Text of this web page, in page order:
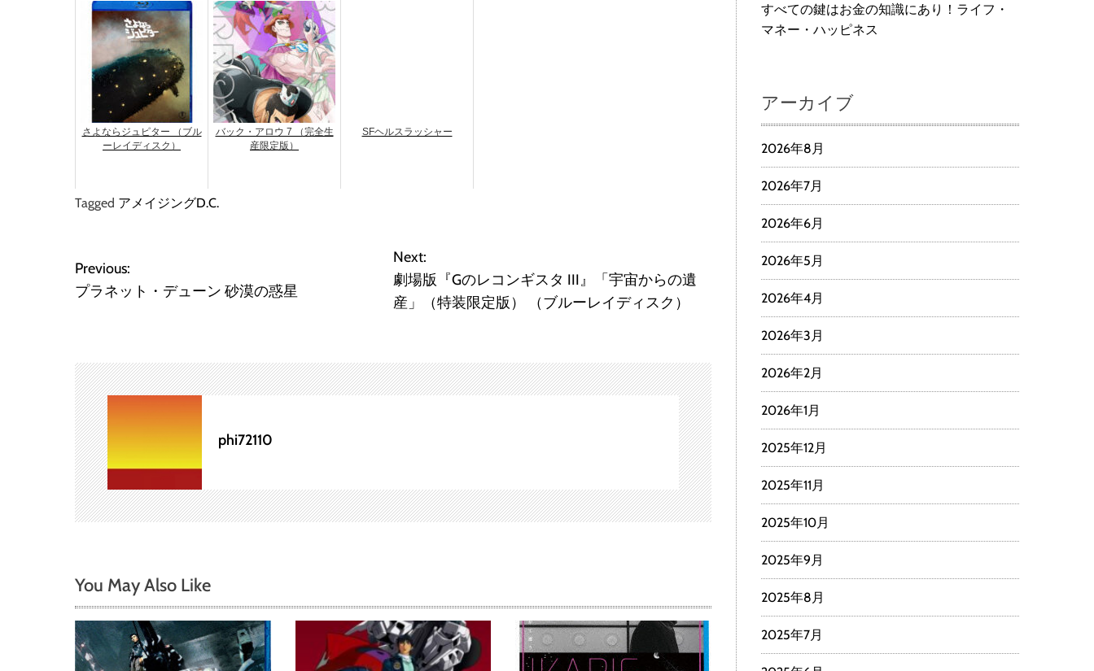
さよならジュピター （ブル
ーレイディスク）
バック・アロウ 7 （完全生
産限定版）
SFヘルスラッシャー
Tagged アメイジングD.C.
投
稿
ビ
ゲ
ー
シ
ョ
Previous:
プラネット・デューン 砂漠の惑星
Next:
劇場版『Gのレコンギスタ III』「宇宙からの遺
産」（特装限定版） （ブルーレイディスク）
phi72110
You May Also Like
すべての鍵はお金の知識にあり！ライフ・
マネー・ハッピネス
アーカイブ
2026年8月
2026年7月
2026年6月
2026年5月
2026年4月
2026年3月
2026年2月
2026年1月
2025年12月
2025年11月
2025年10月
2025年9月
2025年8月
2025年7月